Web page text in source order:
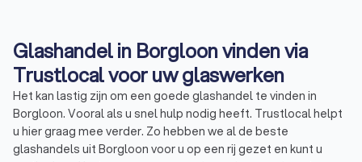
Glashandel in Borgloon vinden via
Trustlocal voor uw glaswerken
Het kan lastig zijn om een goede glashandel te vinden in
Borgloon. Vooral als u snel hulp nodig heeft. Trustlocal helpt
u hier graag mee verder. Zo hebben we al de beste
glashandels uit Borgloon voor u op een rij gezet en kunt u